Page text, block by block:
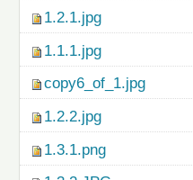
1.2.1.jpg
1.1.1.jpg
copy6_of_1.jpg
1.2.2.jpg
1.3.1.png